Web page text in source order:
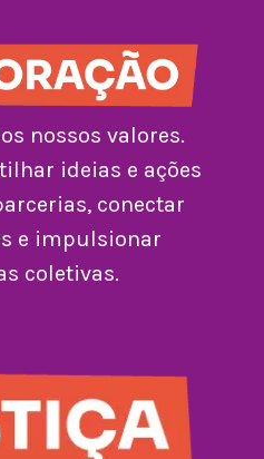
nossos valores.
ideias e ações
conectar
e impulsionar
coletivas.